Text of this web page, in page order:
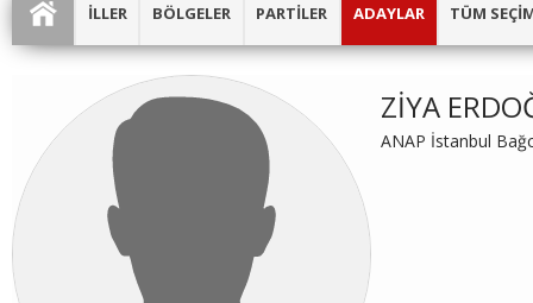
İLLER BÖLGELER PARTİLER ADAYLAR TÜM
ZİYA
ANAP İstanbul